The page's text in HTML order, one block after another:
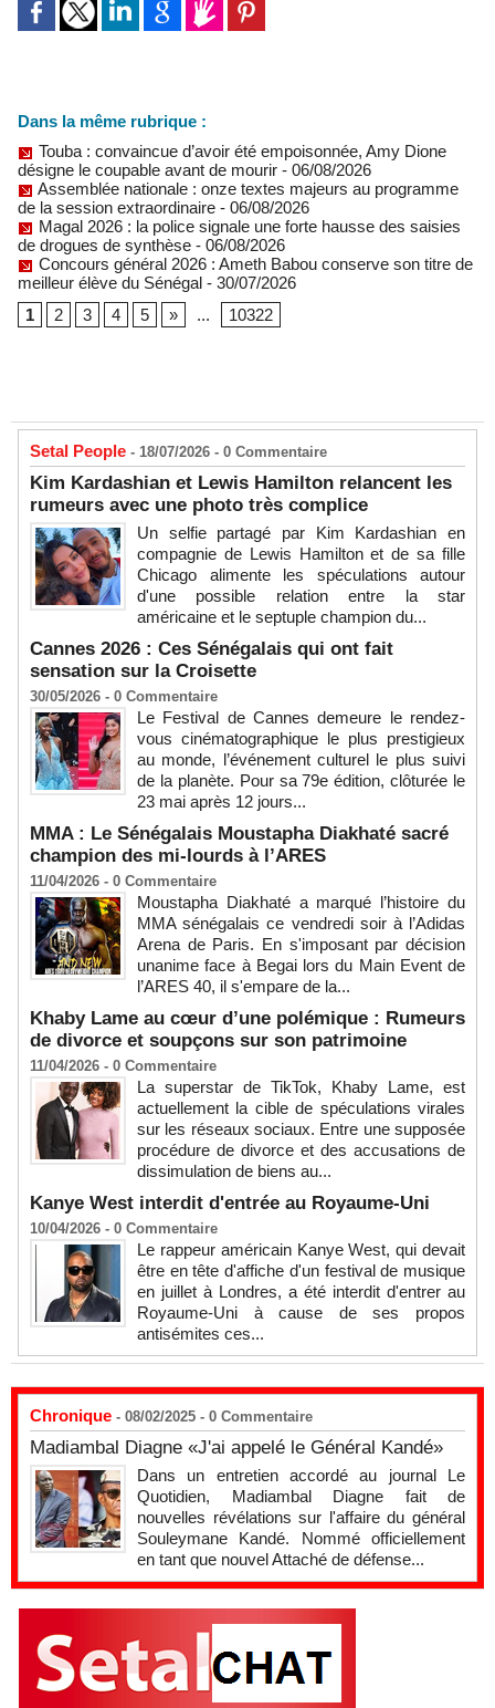
Dans la même rubrique :
Touba : convaincue d’avoir été empoisonnée, Amy Dione
désigne le coupable avant de mourir - 06/08/2026
Assemblée nationale : onze textes majeurs au programme
de la session extraordinaire - 06/08/2026
Magal 2026 : la police signale une forte hausse des saisies
de drogues de synthèse - 06/08/2026
Concours général 2026 : Ameth Babou conserve son titre de
meilleur élève du Sénégal - 30/07/2026
1
2 3 4 5 » ... 10322
Setal People - 18/07/2026 - 0 Commentaire
Kim Kardashian et Lewis Hamilton relancent les
rumeurs avec une photo très complice
Un selfie partagé par Kim Kardashian en
compagnie de Lewis Hamilton et de sa fille
Chicago alimente les spéculations autour
d'une possible relation entre la star
américaine et le septuple champion du...
Cannes 2026 : Ces Sénégalais qui ont fait
sensation sur la Croisette
30/05/2026 - 0 Commentaire
Le Festival de Cannes demeure le rendez-
vous cinématographique le plus prestigieux
au monde, l’événement culturel le plus suivi
de la planète. Pour sa 79e édition, clôturée le
23 mai après 12 jours...
MMA : Le Sénégalais Moustapha Diakhaté sacré
champion des mi-lourds à l’ARES
11/04/2026 - 0 Commentaire
Moustapha Diakhaté a marqué l’histoire du
MMA sénégalais ce vendredi soir à l’Adidas
Arena de Paris. En s'imposant par décision
unanime face à Begai lors du Main Event de
l’ARES 40, il s'empare de la...
Khaby Lame au cœur d’une polémique : Rumeurs
de divorce et soupçons sur son patrimoine
11/04/2026 - 0 Commentaire
La superstar de TikTok, Khaby Lame, est
actuellement la cible de spéculations virales
sur les réseaux sociaux. Entre une supposée
procédure de divorce et des accusations de
dissimulation de biens au...
Kanye West interdit d'entrée au Royaume-Uni
10/04/2026 - 0 Commentaire
Le rappeur américain Kanye West, qui devait
être en tête d'affiche d'un festival de musique
en juillet à Londres, a été interdit d'entrer au
Royaume-Uni à cause de ses propos
antisémites ces...
Chronique - 08/02/2025 - 0 Commentaire
Madiambal Diagne «J'ai appelé le Général Kandé»
Dans un entretien accordé au journal Le
Quotidien, Madiambal Diagne fait de
nouvelles révélations sur l'affaire du général
Souleymane Kandé. Nommé officiellement
en tant que nouvel Attaché de défense...